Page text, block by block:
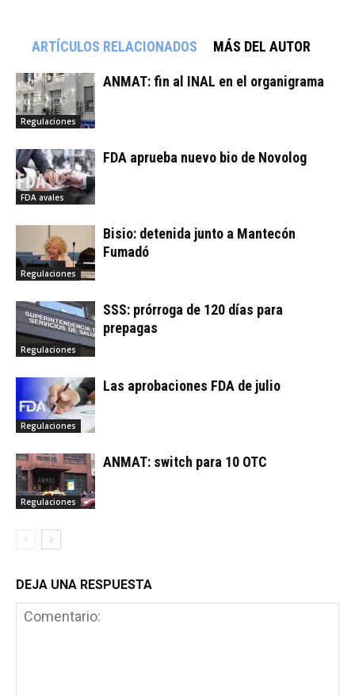
ARTÍCULOS RELACIONADOS MÁS DEL AUTOR
Regulaciones
ANMAT: fin al INAL en el organigrama
FDA avales
FDA aprueba nuevo bio de Novolog
Regulaciones
Bisio: detenida junto a Mantecón
Fumadó
Regulaciones
SSS: prórroga de 120 días para
prepagas
Regulaciones
Las aprobaciones FDA de julio
Regulaciones
ANMAT: switch para 10 OTC
DEJA UNA RESPUESTA